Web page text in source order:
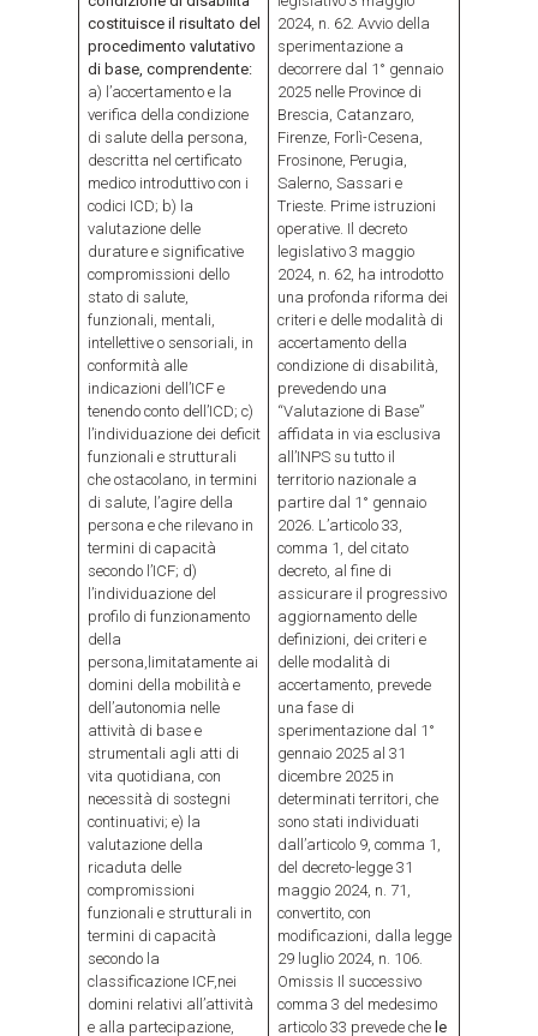
costituisce il risultato del
procedimento valutativo
di base, comprendente:
a) l’accertamento e la
verifica della condizione
di salute della persona,
descritta nel certificato
medico introduttivo con i
codici ICD; b) la
valutazione delle
durature e significative
compromissioni dello
stato di salute,
funzionali, mentali,
intellettive o sensoriali, in
conformità alle
indicazioni dell’ICF e
tenendo conto dell’ICD; c)
l’individuazione dei deficit
funzionali e strutturali
che ostacolano, in termini
di salute, l’agire della
persona e che rilevano in
termini di capacità
secondo l’ICF; d)
l’individuazione del
profilo di funzionamento
della
persona,limitatamente ai
domini della mobilità e
dell’autonomia nelle
attività di base e
strumentali agli atti di
vita quotidiana, con
necessità di sostegni
continuativi; e) la
valutazione della
ricaduta delle
compromissioni
funzionali e strutturali in
termini di capacità
secondo la
classificazione ICF,nei
domini relativi all’attività
e alla partecipazione,
2024, n. 62. Avvio della
sperimentazione a
decorrere dal 1° gennaio
2025 nelle Province di
Brescia, Catanzaro,
Firenze, Forlì-Cesena,
Frosinone, Perugia,
Salerno, Sassari e
Trieste. Prime istruzioni
operative. Il decreto
legislativo 3 maggio
2024, n. 62, ha introdotto
una profonda riforma dei
criteri e delle modalità di
accertamento della
condizione di disabilità,
prevedendo una
“Valutazione di Base”
affidata in via esclusiva
all’INPS su tutto il
territorio nazionale a
partire dal 1° gennaio
2026. L’articolo 33,
comma 1, del citato
decreto, al fine di
assicurare il progressivo
aggiornamento delle
definizioni, dei criteri e
delle modalità di
accertamento, prevede
una fase di
sperimentazione dal 1°
gennaio 2025 al 31
dicembre 2025 in
determinati territori, che
sono stati individuati
dall’articolo 9, comma 1,
del decreto-legge 31
maggio 2024, n. 71,
convertito, con
modificazioni, dalla legge
29 luglio 2024, n. 106.
Omissis Il successivo
comma 3 del medesimo
articolo 33 prevede che le